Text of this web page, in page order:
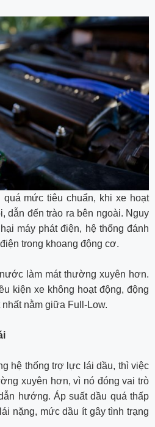
mức tiêu chuẩn, khi xe hoạt
dẫn đến trào ra bên ngoài. Nguy
máy phát điện, hệ thống đánh
trong khoang động cơ.
làm mát thường xuyên hơn.
kiện xe không hoạt động, động
nằm giữa Full-Low.
hệ thống trợ lực lái dầu, thì việc
xuyên hơn, vì nó đóng vai trò
hướng. Áp suất dầu quá thấp
nặng, mức dầu ít gây tình trạng